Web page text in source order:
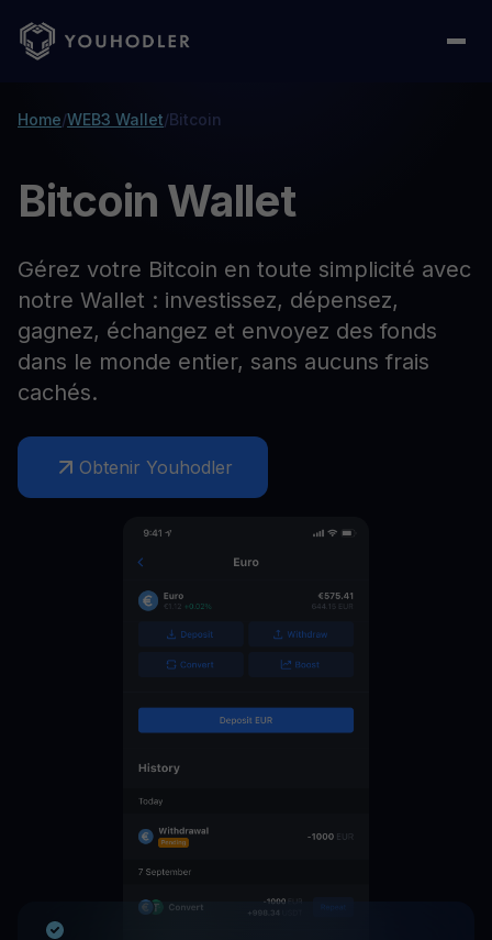
Home/WEB3 Wallet/Bitcoin
Bitcoin Wallet
Gérez votre Bitcoin en toute simplicité avec
notre Wallet : investissez, dépensez,
gagnez, échangez et envoyez des fonds
dans le monde entier, sans aucuns frais
cachés.
Obtenir Youhodler